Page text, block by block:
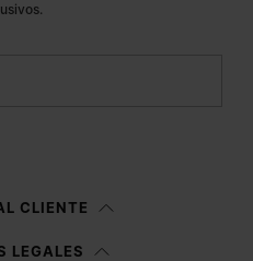
a Margiela S.A.S.U. al
CLIENTE
LEGALES